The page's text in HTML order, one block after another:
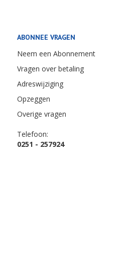
ABONNEE VRAGEN
Neem een Abonnement
Vragen over betaling
Adreswijziging
Opzeggen
Overige vragen
Telefoon:
0251 - 257924